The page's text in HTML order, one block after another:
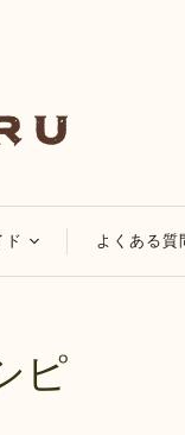
ド
について
よくある質
ピ